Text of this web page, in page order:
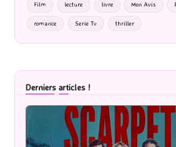
Film lecture livre Mon Avis
romance Serie Tv thriller
Derniers articles !